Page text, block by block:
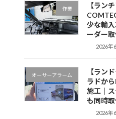
作業
【ラン
少な輸
ーダー
2026年
オーサーアラーム
【ラン
ラドか
施工｜
も同時
2026年